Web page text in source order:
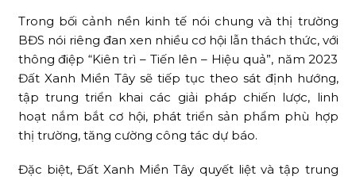
Trong bối cảnh nền kinh tế nói chung và thị trường
BĐS nói riêng đan xen nhiều cơ hội lẫn thách thức, với
thông điệp “Kiên trì – Tiến lên – Hiệu quả”, năm 2023
Đất Xanh Miền Tây sẽ tiếp tục theo sát định hướng,
tập trung triển khai các giải pháp chiến lược, linh
hoạt nắm bắt cơ hội, phát triển sản phẩm phù hợp
thị trường, tăng cường công tác dự báo.
Đặc biệt, Đất Xanh Miền Tây quyết liệt và tập trung